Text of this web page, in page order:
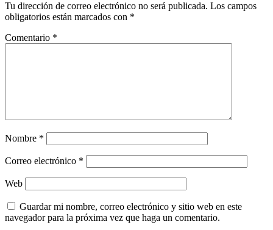
Tu dirección de correo electrónico no será publicada. Los campos
obligatorios están marcados con *
Comentario *
Nombre *
Correo electrónico *
Web
Guardar mi nombre, correo electrónico y sitio web en este
navegador para la próxima vez que haga un comentario.